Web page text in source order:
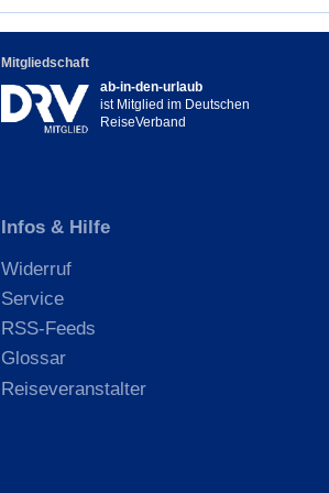
Mitgliedschaft
ab-in-den-urlaub
ist Mitglied im Deutschen
ReiseVerband
Infos & Hilfe
Widerruf
Service
RSS-Feeds
Glossar
Reiseveranstalter